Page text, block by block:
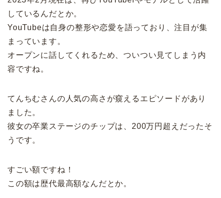
しているんだとか。
YouTubeは自身の整形や恋愛を語っており、注目が集
まっています。
オープンに話してくれるため、ついつい見てしまう内
容ですね。
てんちむさんの人気の高さが窺えるエピソードがあり
ました。
彼女の卒業ステージのチップは、200万円超えだったそ
うです。
すごい額ですね！
この額は歴代最高額なんだとか。